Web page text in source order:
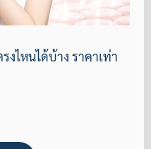
งไหนได้บ้าง ราคาเท่า